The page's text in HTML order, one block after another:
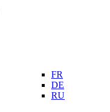
FR
DE
RU